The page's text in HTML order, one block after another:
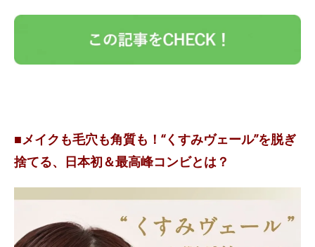
■メイクも毛穴も角質も！“くすみヴェール”を脱ぎ
捨てる、日本初＆最高峰コンビとは？